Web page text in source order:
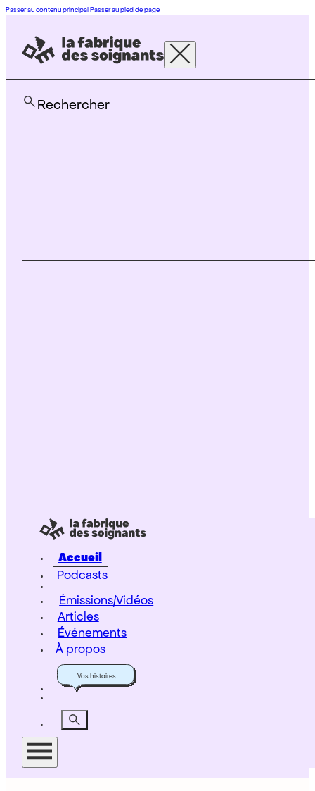
Passer au contenu principalPasser au pied de page
Rechercher
Accueil
Podcasts
Émissions/Vidéos
Articles
Événements
À propos
Vos histoires